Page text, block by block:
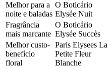
Melhor para a
noite e baladas
O Boticário
Elysée Nuit
Fragrância
mais marcante
O Boticário
Elysée Succès
Melhor custo-
benefício
floral
Paris Elysees La
Petite Fleur
Blanche